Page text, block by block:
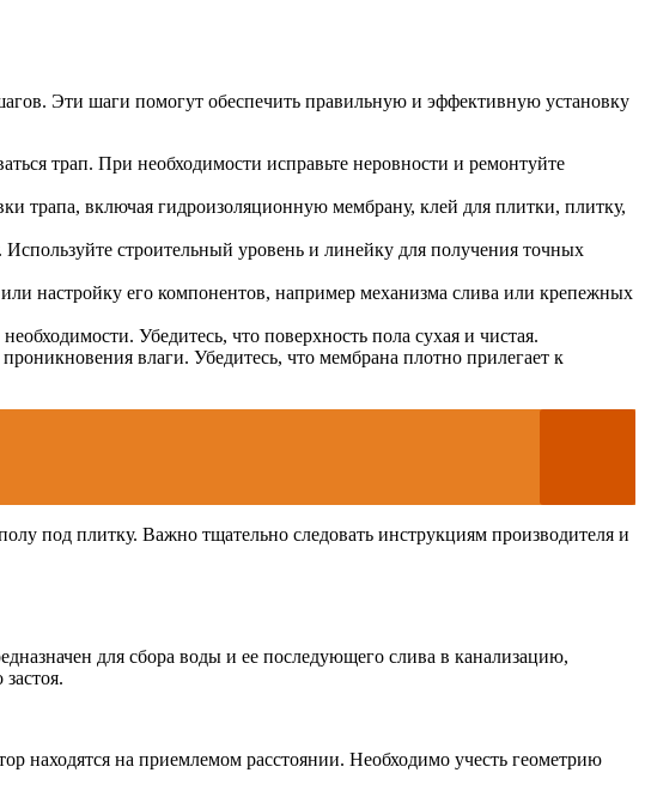
Эти шаги помогут обеспечить правильную и эффективную установку
трап. При необходимости исправьте неровности и ремонтуйте
трапа, включая гидроизоляционную мембрану, клей для плитки, плитку,
строительный уровень и линейку для получения точных
настройку его компонентов, например механизма слива или крепежных
Убедитесь, что поверхность пола сухая и чистая.
влаги. Убедитесь, что мембрана плотно прилегает к
под плитку. Важно тщательно следовать инструкциям производителя и
для сбора воды и ее последующего слива в канализацию,
находятся на приемлемом расстоянии. Необходимо учесть геометрию